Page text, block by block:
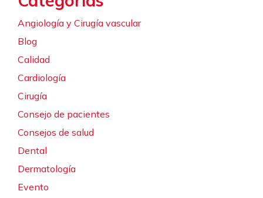
Angiología y Cirugía vascular
Blog
Calidad
Cardiología
Cirugía
Consejo de pacientes
Consejos de salud
Dental
Dermatología
Evento